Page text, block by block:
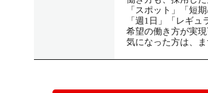
「スポット」「短
「週1日」「レギュ
希望の働き方が実
気になった方は、